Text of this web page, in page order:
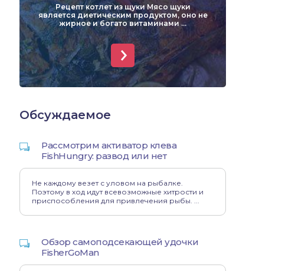
Чехонь
Рецепт котлет из щуки Мясо щуки
является диетическим продуктом, оно не
жирное и богато витаминами ...
Обсуждаемое
Рассмотрим активатор клева
FishHungry: развод или нет
Не каждому везет с уловом на рыбалке.
Поэтому в ход идут всевозможные хитрости и
приспособления для привлечения рыбы. ...
Обзор самоподсекающей удочки
FisherGoMan